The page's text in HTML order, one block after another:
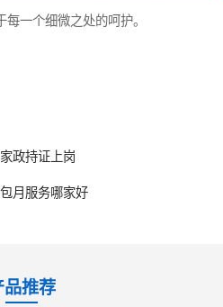
一个细微之处的呵护。
政持证上岗
月服务哪家好
品推荐